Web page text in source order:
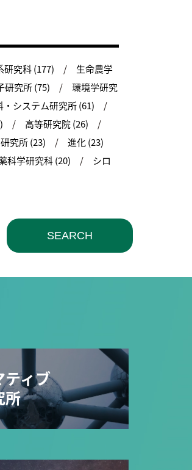
研究科 (177)
生命農学
研究所 (75)
環境学研究
・システム研究所 (61)
高等研究院 (26)
究所 (23)
進化 (23)
科学研究科 (20)
シロ
SEARCH
ティブ
所